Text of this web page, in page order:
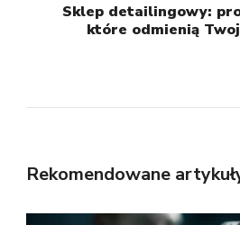
Sklep detailingowy:
które odmienią
Rekomendowane